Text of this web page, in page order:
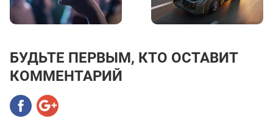
БУДЬТЕ ПЕРВЫМ, КТО ОСТАВИТ
КОММЕНТАРИЙ